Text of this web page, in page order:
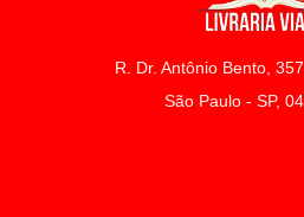
R. Dr. Antônio Bento,
São Paulo - SP,